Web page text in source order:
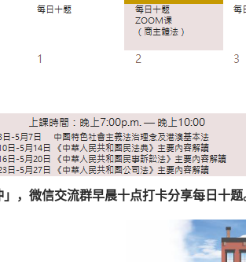
，微信交流群早晨十点打卡分享每日十题